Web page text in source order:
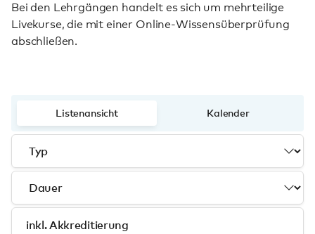
Bei den Lehrgängen handelt es sich um mehrteilige
Livekurse, die mit einer Online-Wissensüberprüfung
abschließen.
inkl. Akkreditierung
Listenansicht Kalender